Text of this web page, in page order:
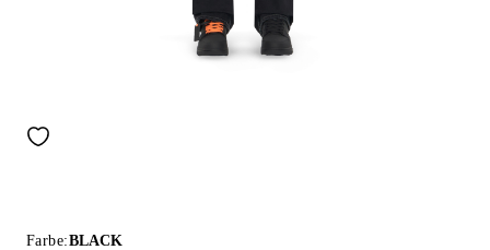
Farbe:BLACK